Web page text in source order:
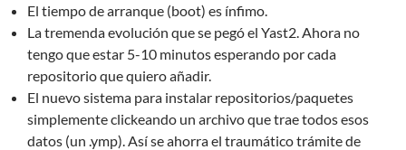
El tiempo de arranque (boot) es ínfimo.
La tremenda evolución que se pegó el Yast2. Ahora no
tengo que estar 5-10 minutos esperando por cada
repositorio que quiero añadir.
El nuevo sistema para instalar repositorios/paquetes
simplemente clickeando un archivo que trae todos esos
datos (un .ymp). Así se ahorra el traumático trámite de